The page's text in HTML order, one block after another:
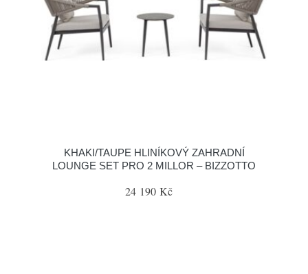
KHAKI/TAUPE HLINÍKOVÝ ZAHRADNÍ
LOUNGE SET PRO 2 MILLOR – BIZZOTTO
24 190 Kč